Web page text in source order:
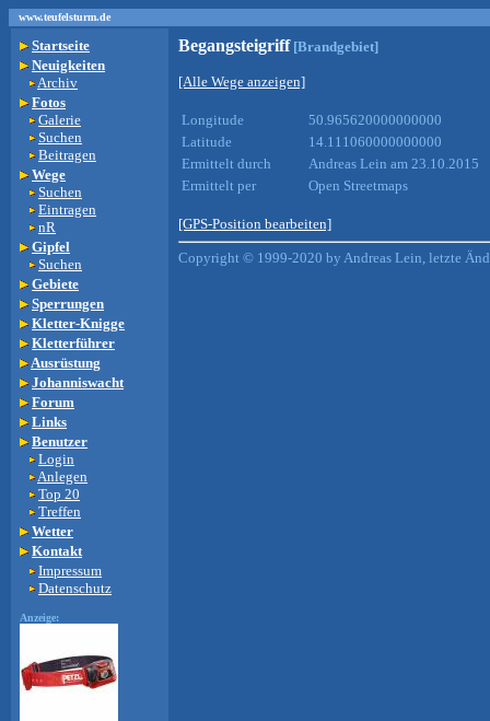
www.teufelsturm.de
Startseite
Neuigkeiten
Archiv
Fotos
Galerie
Suchen
Beitragen
Wege
Suchen
Eintragen
nR
Gipfel
Suchen
Gebiete
Sperrungen
Kletter-Knigge
Kletterführer
Ausrüstung
Johanniswacht
Forum
Links
Benutzer
Login
Anlegen
Top 20
Treffen
Wetter
Kontakt
Impressum
Datenschutz
Anzeige:
Begangsteigriff [Brandgebiet]
[Alle Wege anzeigen]
Longitude
50.965620000000000
Latitude
14.111060000000000
Ermittelt durch
Andreas Lein am 23.10.2015
Ermittelt per
Open Streetmaps
[GPS-Position bearbeiten]
Copyright © 1999-2020 by Andreas Lein, letzte